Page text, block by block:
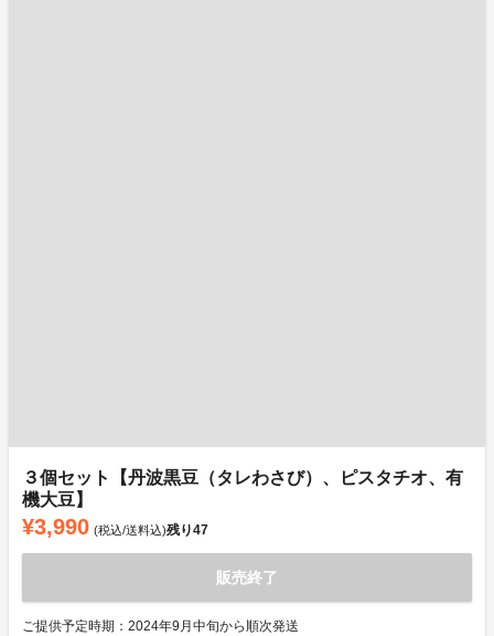
３個セット【丹波黒豆（タレわさび）、ピスタチオ、有
機大豆】
¥3,990 (税込/送料込)残り47
販売終了
ご提供予定時期：2024年9月中旬から順次発送